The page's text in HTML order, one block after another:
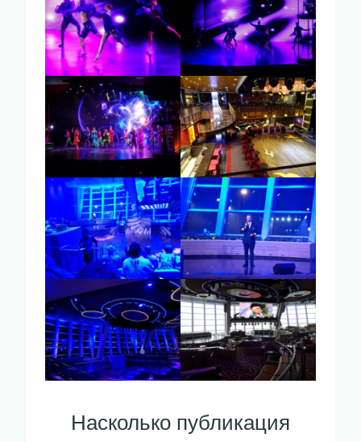
Насколько публикация